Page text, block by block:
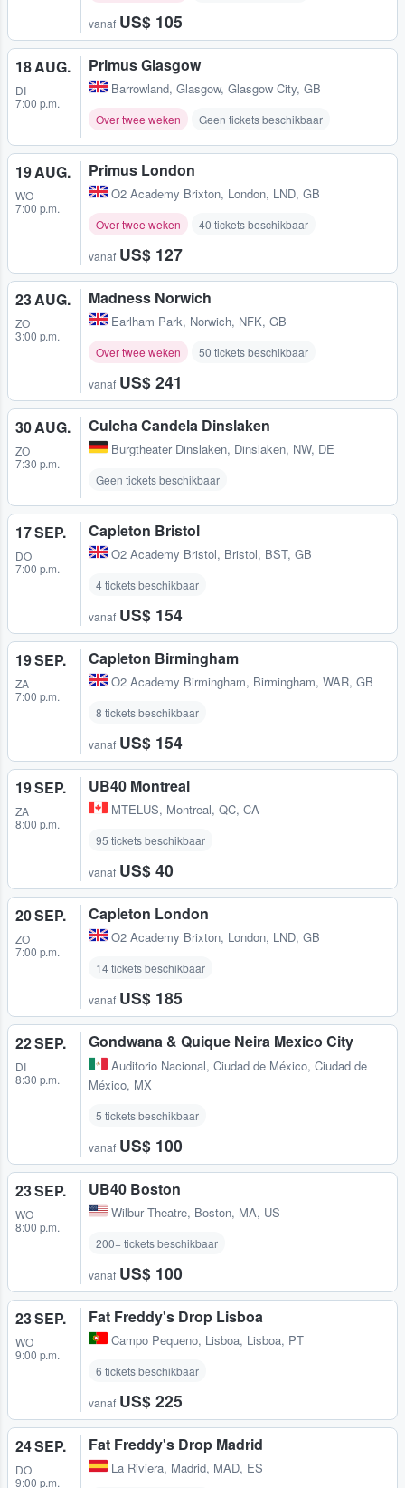
vanaf US$ 105
18 AUG.
DI
7:00 p.m.
Primus Glasgow
Barrowland, Glasgow, Glasgow City, GB
Over twee weken Geen tickets beschikbaar
19 AUG.
WO
7:00 p.m.
Primus London
O2 Academy Brixton, London, LND, GB
Over twee weken 40 tickets beschikbaar
vanaf US$ 127
23 AUG.
ZO
3:00 p.m.
Madness Norwich
Earlham Park, Norwich, NFK, GB
Over twee weken 50 tickets beschikbaar
vanaf US$ 241
30 AUG.
ZO
7:30 p.m.
Culcha Candela Dinslaken
Burgtheater Dinslaken, Dinslaken, NW, DE
Geen tickets beschikbaar
17 SEP.
DO
7:00 p.m.
Capleton Bristol
O2 Academy Bristol, Bristol, BST, GB
4 tickets beschikbaar
vanaf US$ 154
19 SEP.
ZA
7:00 p.m.
Capleton Birmingham
O2 Academy Birmingham, Birmingham, WAR, GB
8 tickets beschikbaar
vanaf US$ 154
19 SEP.
ZA
8:00 p.m.
UB40 Montreal
MTELUS, Montreal, QC, CA
95 tickets beschikbaar
vanaf US$ 40
20 SEP.
ZO
7:00 p.m.
Capleton London
O2 Academy Brixton, London, LND, GB
14 tickets beschikbaar
vanaf US$ 185
22 SEP.
DI
8:30 p.m.
Gondwana & Quique Neira Mexico City
Auditorio Nacional, Ciudad de México, Ciudad de
México, MX
5 tickets beschikbaar
vanaf US$ 100
23 SEP.
WO
8:00 p.m.
UB40 Boston
Wilbur Theatre, Boston, MA, US
200+ tickets beschikbaar
vanaf US$ 100
23 SEP.
WO
9:00 p.m.
Fat Freddy's Drop Lisboa
Campo Pequeno, Lisboa, Lisboa, PT
6 tickets beschikbaar
vanaf US$ 225
24 SEP.
DO
9:00 p.m.
Fat Freddy's Drop Madrid
La Riviera, Madrid, MAD, ES